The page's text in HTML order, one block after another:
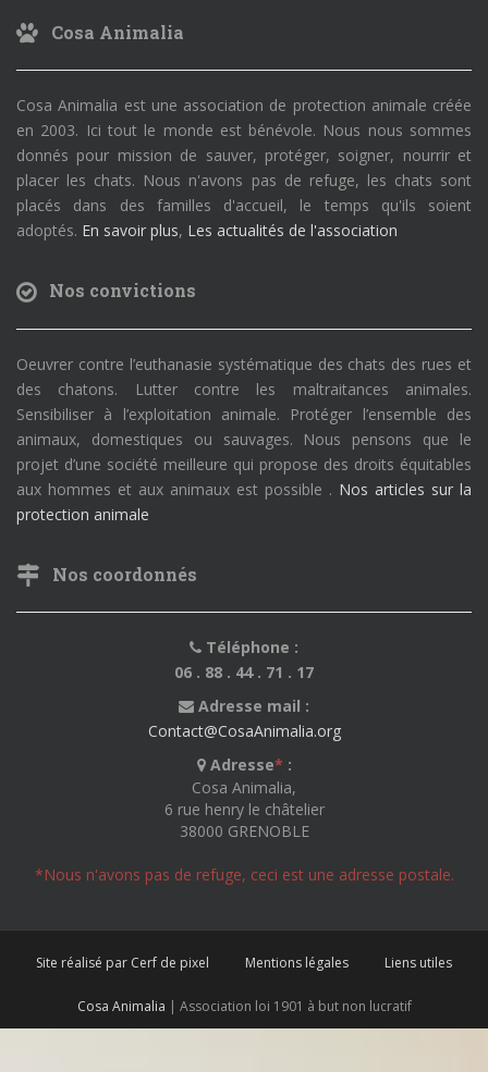
Cosa Animalia
Cosa Animalia est une association de protection animale créée
en 2003. Ici tout le monde est bénévole. Nous nous sommes
donnés pour mission de sauver, protéger, soigner, nourrir et
placer les chats. Nous n'avons pas de refuge, les chats sont
placés dans des familles d'accueil, le temps qu'ils soient
adoptés. En savoir plus, Les actualités de l'association
Nos convictions
Oeuvrer contre l’euthanasie systématique des chats des rues et
des chatons. Lutter contre les maltraitances animales.
Sensibiliser à l’exploitation animale. Protéger l’ensemble des
animaux, domestiques ou sauvages. Nous pensons que le
projet d’une société meilleure qui propose des droits équitables
aux hommes et aux animaux est possible . Nos articles sur la
protection animale
Nos coordonnés
Téléphone :
06 . 88 . 44 . 71 . 17
Adresse mail :
Contact@CosaAnimalia.org
Adresse* :
Cosa Animalia,
6 rue henry le châtelier
38000 GRENOBLE
*Nous n'avons pas de refuge, ceci est une adresse postale.
Site réalisé par Cerf de pixel Mentions légales Liens utiles
Cosa Animalia | Association loi 1901 à but non lucratif